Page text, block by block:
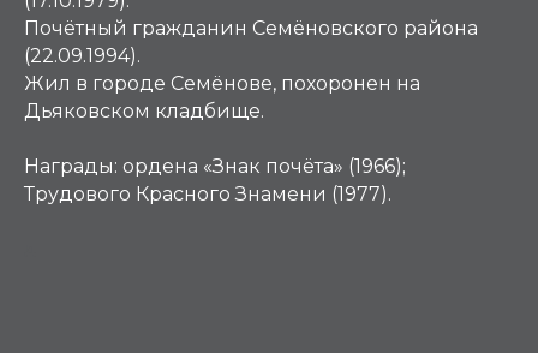
Почётный гражданин Семёновского района
(22.09.1994).
Жил в городе Семёнове, похоронен на
Дьяковском кладбище.
Награды: ордена «Знак почёта» (1966);
Трудового Красного Знамени (1977).